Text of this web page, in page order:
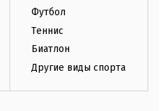
Футбол
Теннис
Биатлон
Другие виды спорта